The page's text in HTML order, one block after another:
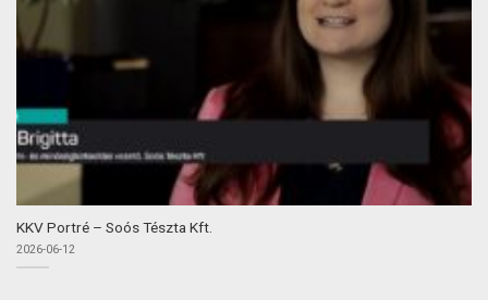
KKV Portré – Soós Tészta Kft.
2026-06-12